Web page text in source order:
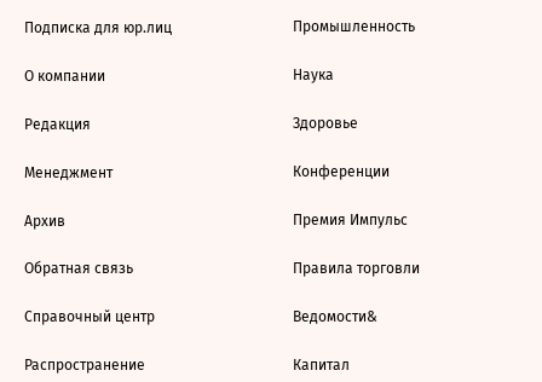
Подписка для юр.лиц
О компании
Редакция
Менеджмент
Архив
Обратная связь
Справочный центр
Распространение
Промышленность
Наука
Здоровье
Конференции
Премия Импульс
Правила торговли
Ведомости&
Капитал